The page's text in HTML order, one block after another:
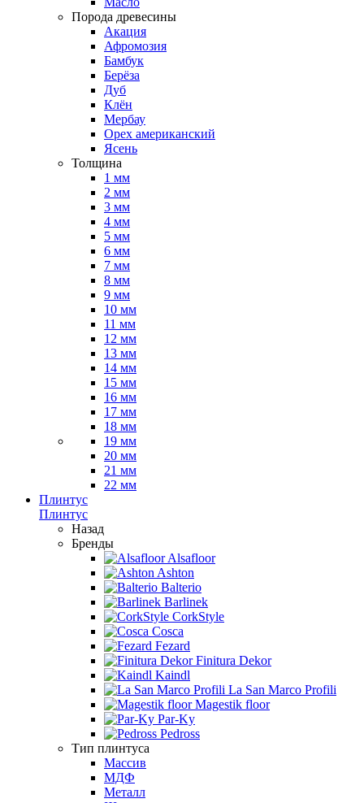
Порода древесины
Акация
Афромозия
Бамбук
Берёза
Дуб
Клён
Мербау
Орех американский
Ясень
Толщина
1 мм
2 мм
3 мм
4 мм
5 мм
6 мм
7 мм
8 мм
9 мм
10 мм
11 мм
12 мм
13 мм
14 мм
15 мм
16 мм
17 мм
18 мм
19 мм
20 мм
21 мм
22 мм
Плинтус
Плинтус
Назад
Бренды
Alsafloor
Ashton
Balterio
Barlinek
CorkStyle
Cosca
Fezard
Finitura Dekor
Kaindl
La San Marco Profili
Magestik floor
Par-Ky
Pedross
Тип плинтуса
Массив
МДФ
Металл